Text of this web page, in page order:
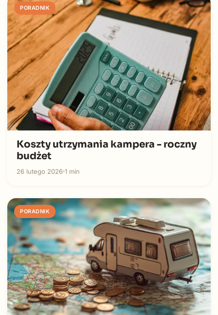
PORADNIK
Koszty utrzymania kampera - roczny
budżet
26 lutego 2026 1 min
PORADNIK